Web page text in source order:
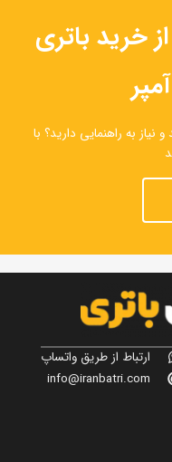
خرید باتری
به راهنمایی دارید؟ با
ارتباط از طریق واتساپ
info@iranbatri.com